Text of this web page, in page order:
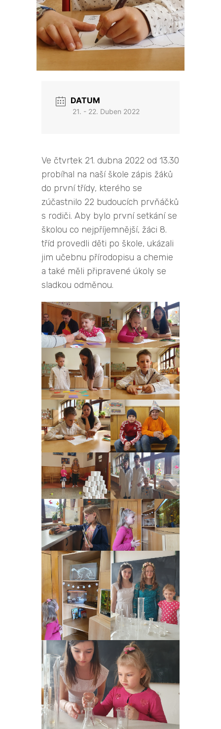
DATUM
21. - 22. Duben 2022
Ve čtvrtek 21. dubna 2022 od 13.30
probíhal na naší škole zápis žáků
do první třídy, kterého se
zúčastnilo 22 budoucích prvňáčků
s rodiči. Aby bylo první setkání se
školou co nejpříjemnější, žáci 8.
tříd provedli děti po škole, ukázali
jim učebnu přírodopisu a chemie
a také měli připravené úkoly se
sladkou odměnou.